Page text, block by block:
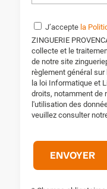
J’accepte la
ZINGUERIE
collecte et le
de notre site
règlement général
la loi Informatique et
droits, notamment de
l'utilisation des
veuillez consulter